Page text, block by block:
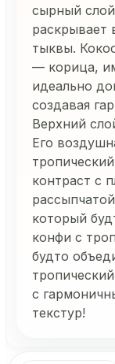
сырный
раскрывает
тыквы.
— корица,
идеально
создавая
Верхний
Его
контраст с
который
конфи с
будто
с
текстур!